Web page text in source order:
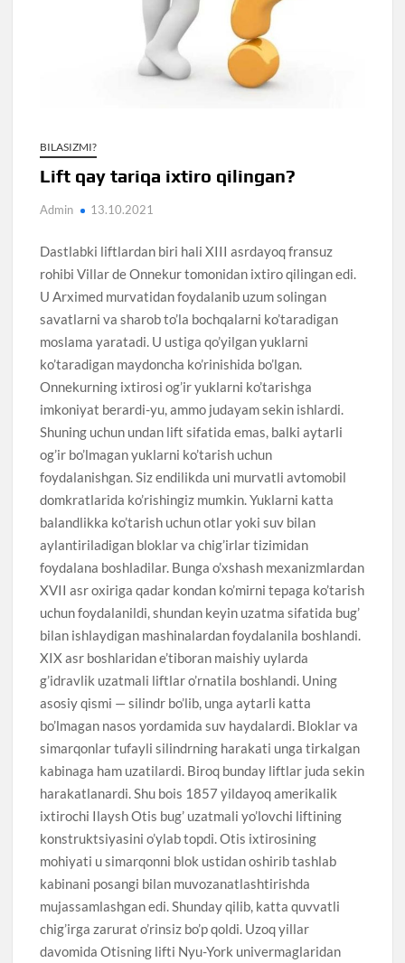
BILASIZMI?
Lift qay tariqa ixtiro qilingan?
Admin 13.10.2021
Dastlabki liftlardan biri hali XIII asrdayoq fransuz
rohibi Villar de Onnekur tomonidan ixtiro qilingan edi.
U Arximed murvatidan foydalanib uzum solingan
savatlarni va sharob to’la bochqalarni ko’taradigan
moslama yaratadi. U ustiga qo’yilgan yuklarni
ko’taradigan maydoncha ko’rinishida bo’lgan.
Onnekurning ixtirosi og’ir yuklarni ko’tarishga
imkoniyat berardi-yu, ammo judayam sekin ishlardi.
Shuning uchun undan lift sifatida emas, balki aytarli
og’ir bo’lmagan yuklarni ko’tarish uchun
foydalanishgan. Siz endilikda uni murvatli avtomobil
domkratlarida ko’rishingiz mumkin. Yuklarni katta
balandlikka ko’tarish uchun otlar yoki suv bilan
aylantiriladigan bloklar va chig’irlar tizimidan
foydalana boshladilar. Bunga o’xshash mexanizmlardan
XVII asr oxiriga qadar kondan ko’mirni tepaga ko’tarish
uchun foydalanildi, shundan keyin uzatma sifatida bug’
bilan ishlaydigan mashinalardan foydalanila boshlandi.
XIX asr boshlaridan e’tiboran maishiy uylarda
g’idravlik uzatmali liftlar o’rnatila boshlandi. Uning
asosiy qismi — silindr bo’lib, unga aytarli katta
bo’lmagan nasos yordamida suv haydalardi. Bloklar va
simarqonlar tufayli silindrning harakati unga tirkalgan
kabinaga ham uzatilardi. Biroq bunday liftlar juda sekin
harakatlanardi. Shu bois 1857 yildayoq amerikalik
ixtirochi Ilaysh Otis bug’ uzatmali yo’lovchi liftining
konstruktsiyasini o’ylab topdi. Otis ixtirosining
mohiyati u simarqonni blok ustidan oshirib tashlab
kabinani posangi bilan muvozanatlashtirishda
mujassamlashgan edi. Shunday qilib, katta quvvatli
chig’irga zarurat o’rinsiz bo’p qoldi. Uzoq yillar
davomida Otisning lifti Nyu-York univermaglaridan